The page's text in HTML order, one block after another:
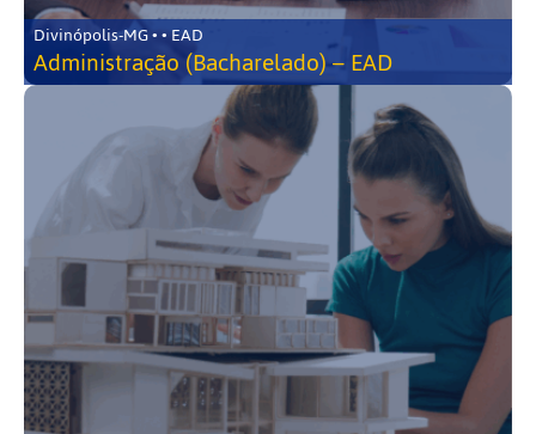
Divinópolis-MG • • EAD
Administração (Bacharelado) – EAD